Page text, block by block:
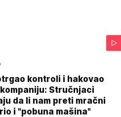
kontroli i hakovao
Stručnjaci
da li nam preti mračni
i "pobuna mašina"